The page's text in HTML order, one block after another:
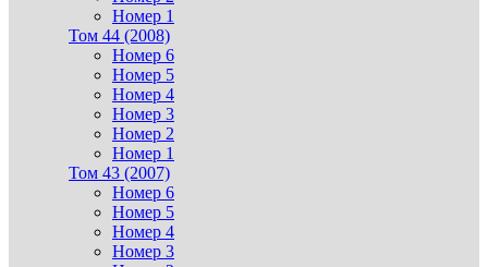
Номер 1
Том 44 (2008)
Номер 6
Номер 5
Номер 4
Номер 3
Номер 2
Номер 1
Том 43 (2007)
Номер 6
Номер 5
Номер 4
Номер 3